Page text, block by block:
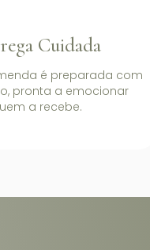
Cuidada
é preparada com
pronta a emocionar
a recebe.